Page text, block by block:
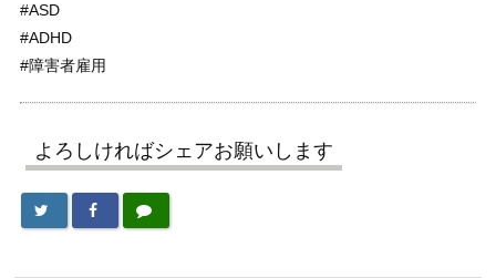
#ASD
#ADHD
#障害者雇用
よろしければシェアお願いします